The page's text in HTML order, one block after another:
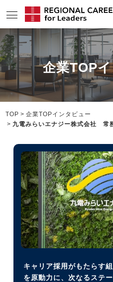
サービスの特長
求人情報
転職成功者インタビュー
地域の特色
リサーチ
ニュース
メディア紹介実績
企業TOP
TOP
企業TOPインタビュー
九電みらいエナジー株式会社 常
キャリア採用がもたらす
を原動力に、次なるステー